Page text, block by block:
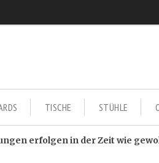
TISCHE STÜHLE
erfolgen in der Zeit wie